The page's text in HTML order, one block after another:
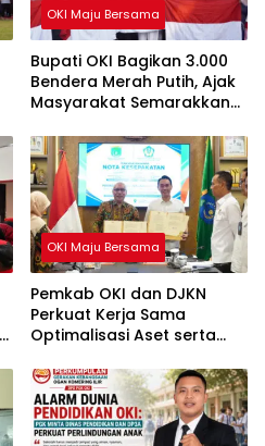
OKI Maju Bersama
Bupati OKI Bagikan 3.000
Bendera Merah Putih, Ajak
Masyarakat Semarakkan
OKI Maju Bersama
Pemkab OKI dan DJKN
Perkuat Kerja Sama
Optimalisasi Aset serta